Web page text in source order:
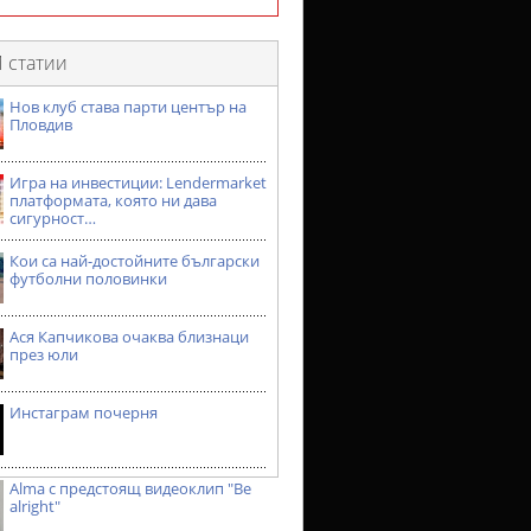
Нов клуб става парти център на
Пловдив
Игра на инвестиции: Lendermarket
платформата, която ни дава
сигурност…
Кои са най-достойните български
футболни половинки
Ася Капчикова очаква близнаци
през юли
Инстаграм почерня
Alma с предстоящ видеоклип "Be
alright"